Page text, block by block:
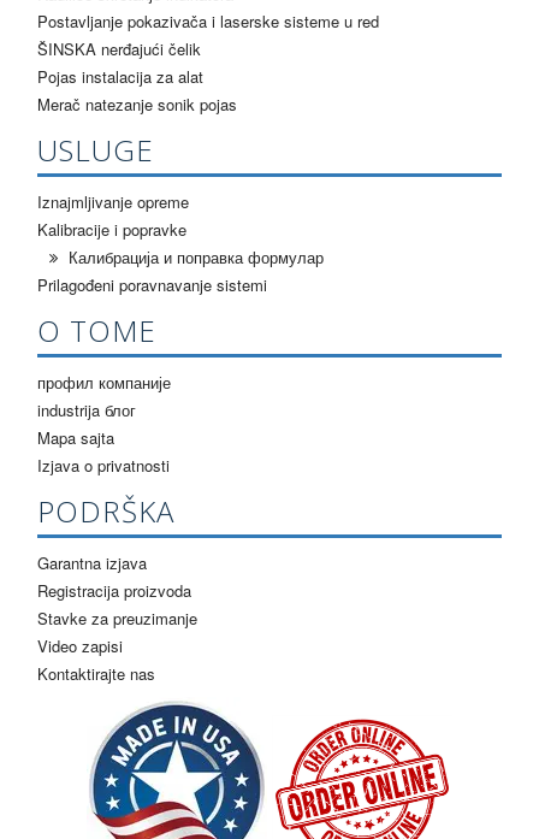
Postavljanje pokazivača i laserske sisteme u red
ŠINSKA nerđajući čelik
Pojas instalacija za alat
Merač natezanje sonik pojas
USLUGE
Iznajmljivanje opreme
Kalibracije i popravke
Калибрација и поправка формулар
Prilagođeni poravnavanje sistemi
О ТОМЕ
профил компаније
industrija блог
Mapa sajta
Izjava o privatnosti
PODRŠKA
Garantna izjava
Registracija proizvoda
Stavke za preuzimanje
Video zapisi
Kontaktirajte nas